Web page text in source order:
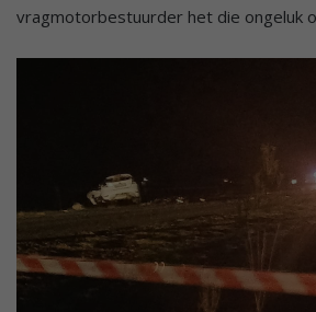
vragmotorbestuurder het die ongeluk